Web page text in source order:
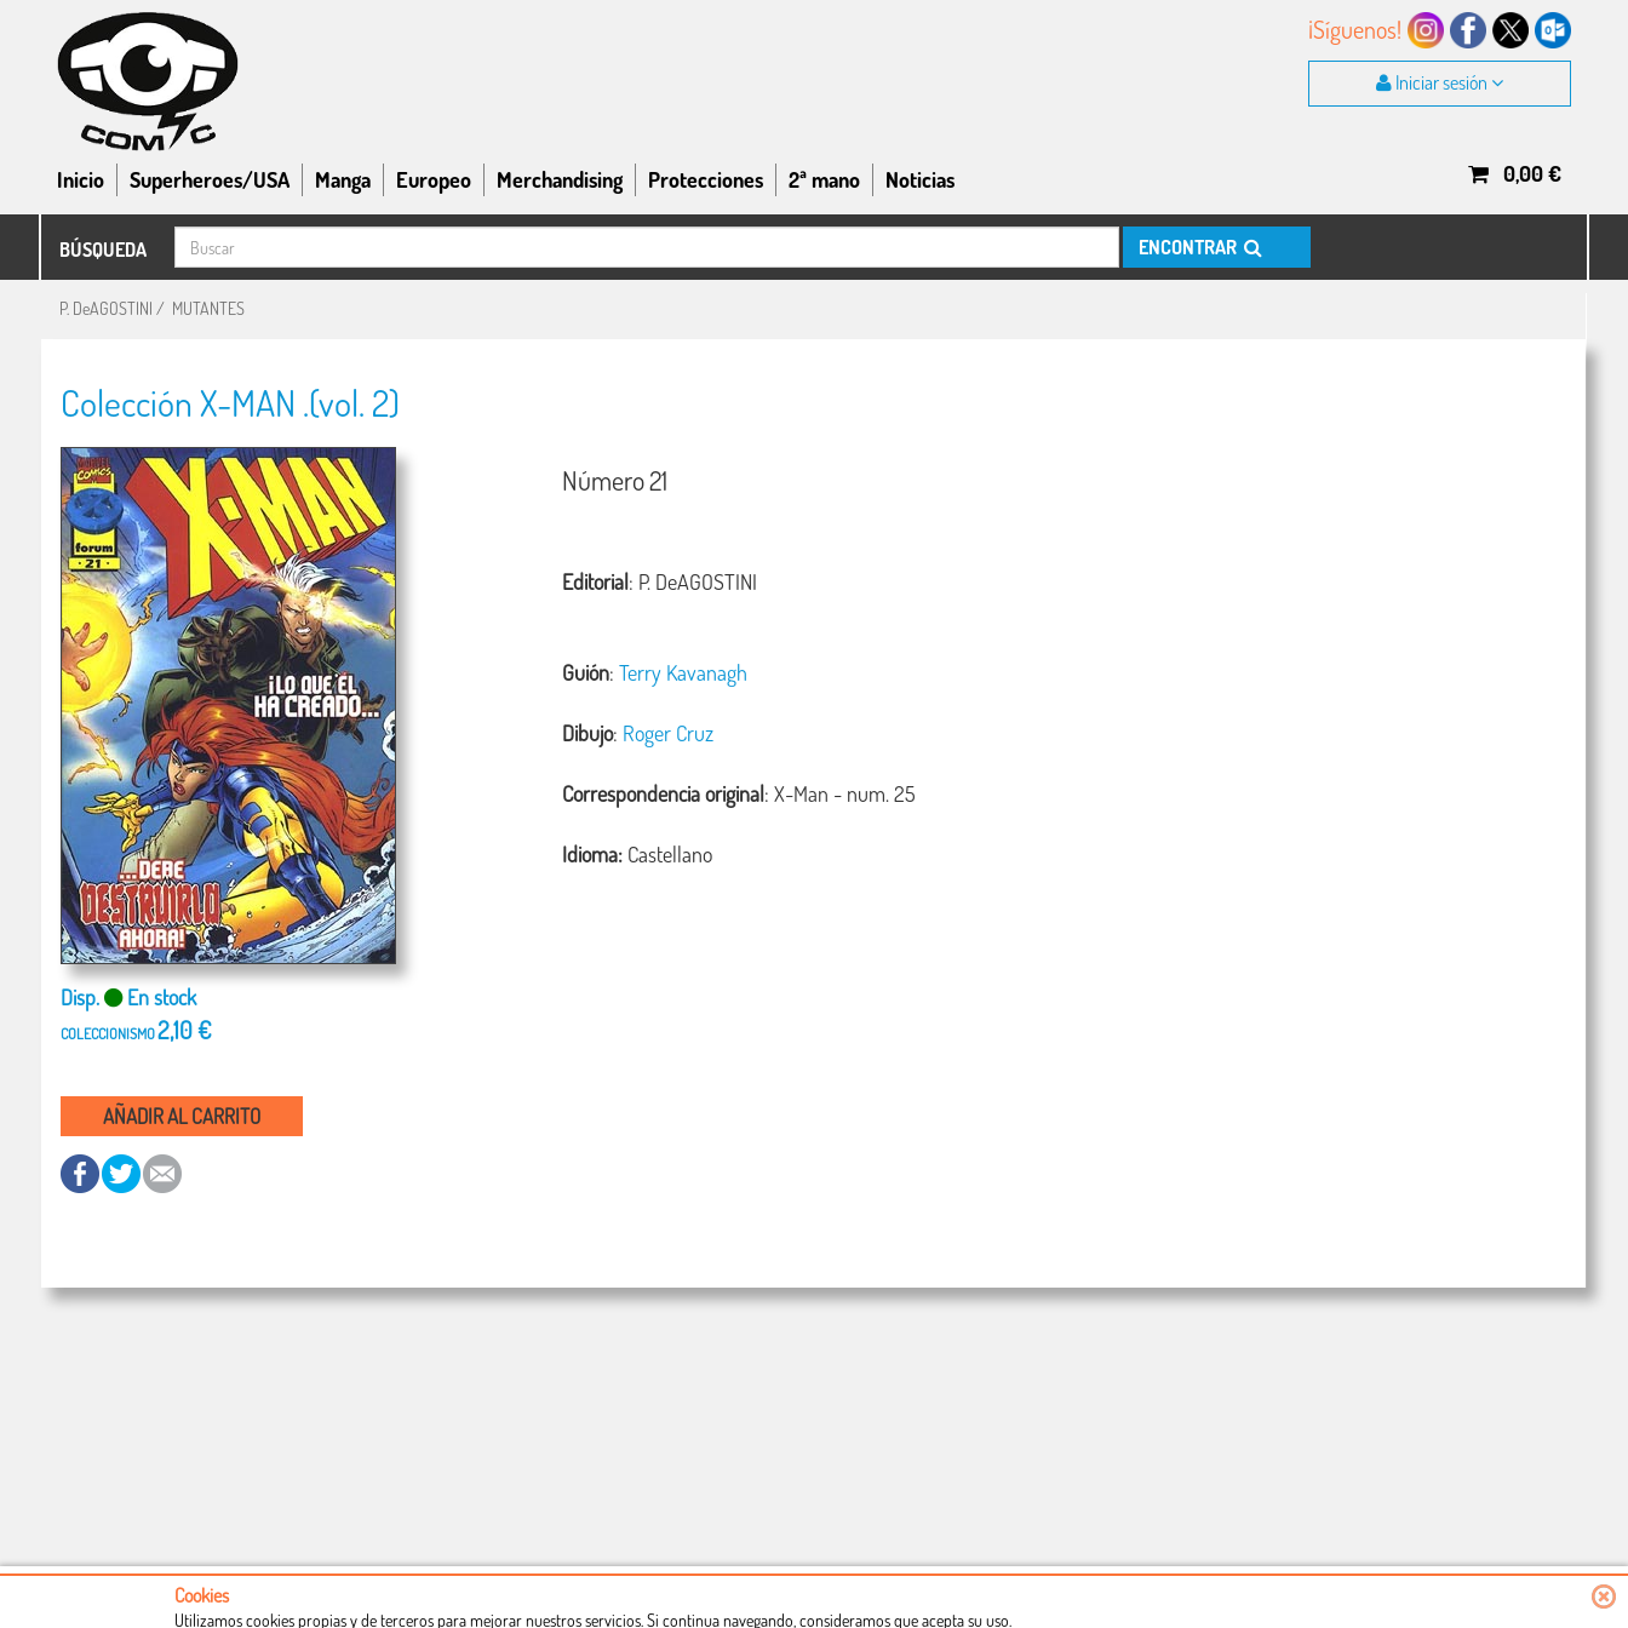
¡Síguenos!
Iniciar sesión
Inicio Superheroes/USA Manga Europeo Merchandising Protecciones 2ª mano Noticias 0,00€
BÚSQUEDA ENCONTRAR
P. DeAGOSTINI / MUTANTES
Colección X-MAN .(vol. 2)
Disp. En stock
COLECCIONISMO2,10 €
AÑADIR AL CARRITO
Número 21
Editorial: P. DeAGOSTINI
Guión:Terry Kavanagh
Dibujo: Roger Cruz
Correspondencia original:X-Man - num. 25
Idioma: Castellano
Cookies
Utilizamos cookies propias y de terceros para mejorar nuestros servicios. Si continua navegando, consideramos que acepta su uso.